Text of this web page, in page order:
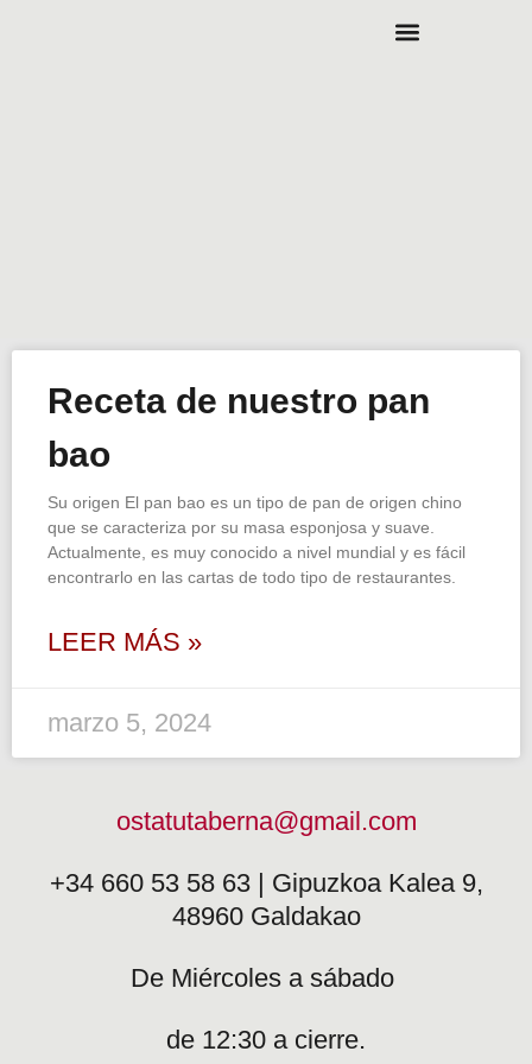
Receta de nuestro pan
bao
Su origen El pan bao es un tipo de pan de origen chino
que se caracteriza por su masa esponjosa y suave.
Actualmente, es muy conocido a nivel mundial y es fácil
encontrarlo en las cartas de todo tipo de restaurantes.
LEER MÁS »
marzo 5, 2024
ostatutaberna@gmail.com
+34 660 53 58 63 | Gipuzkoa Kalea 9,
48960 Galdakao
De Miércoles a sábado
de 12:30 a cierre.